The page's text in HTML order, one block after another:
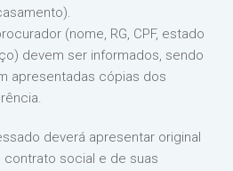
(nome, RG, CPF, estado
devem ser informados, sendo
apresentadas cópias dos
deverá apresentar original
social e de suas